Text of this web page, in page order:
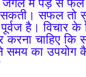
जंगल में पेड़ से फल
सफल तो
पूर्वज है। विचार के
करना चाहिए
समय का उपयोग